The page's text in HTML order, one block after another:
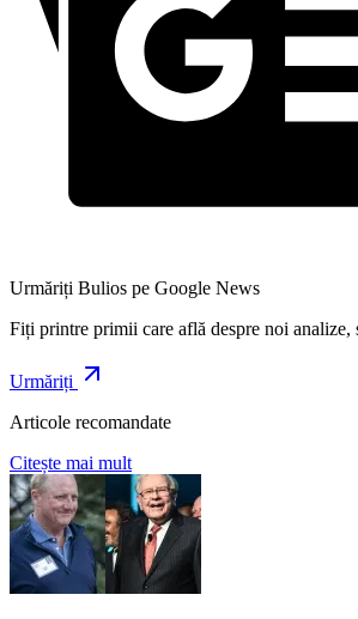
Urmăriți Bulios pe Google News
Fiți printre primii care află despre noi analize,
Urmăriți
Articole recomandate
Citește mai mult